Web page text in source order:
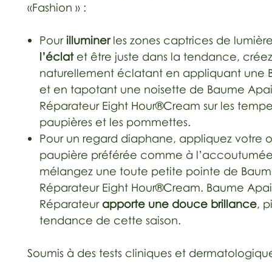
«Fashion » :
Pourilluminerles zones captrices de
l’éclatet être juste dans la tendance,
naturellement éclatant en appliquant une
et en tapotant une noisette de Baume
Réparateur Eight Hour®Cream sur les
paupières et les pommettes.
Pour un regard diaphane, appliquez votre
paupière préférée comme à
mélangez une toute petite pointe de
Réparateur Eight Hour®Cream. Baume
Réparateur apporte une douce brillance,
tendance de cette saison.
Soumis à des tests cliniques et